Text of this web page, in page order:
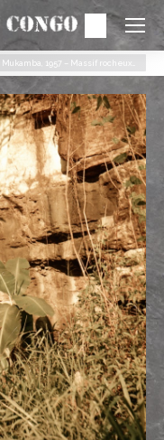
Search:
Mukamba, 1957 – Massif rocheux…